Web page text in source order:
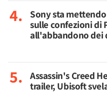
Sony sta
sulle confezioni di
all'abbandono dei
Assassin's Creed
trailer, Ubisoft